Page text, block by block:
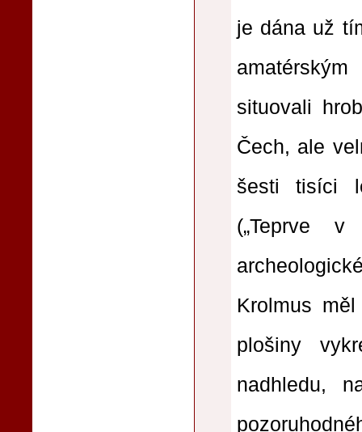
je dána už
situovali
Čech, ale
šesti tisíci
(„Teprve
Krolmus
plošiny
nadhledu,